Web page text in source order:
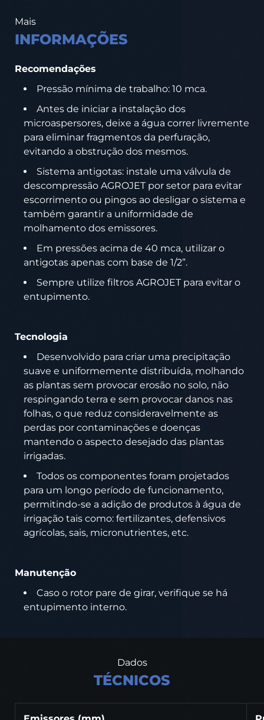
Mais
INFORMAÇÕES
Recomendações
Pressão mínima de trabalho: 10 mca.
Antes de iniciar a instalação dos
microaspersores, deixe a água correr livremente
para eliminar fragmentos da perfuração,
evitando a obstrução dos mesmos.
Sistema antigotas: instale uma válvula de
descompressão AGROJET por setor para evitar
escorrimento ou pingos ao desligar o sistema e
também garantir a uniformidade de
molhamento dos emissores.
Em pressões acima de 40 mca, utilizar o
antigotas apenas com base de 1/2”.
Sempre utilize filtros AGROJET para evitar o
entupimento.
Tecnologia
Desenvolvido para criar uma precipitação
suave e uniformemente distribuída, molhando
as plantas sem provocar erosão no solo, não
respingando terra e sem provocar danos nas
folhas, o que reduz consideravelmente as
perdas por contaminações e doenças
mantendo o aspecto desejado das plantas
irrigadas.
Todos os componentes foram projetados
para um longo período de funcionamento,
permitindo-se a adição de produtos à água de
irrigação tais como: fertilizantes, defensivos
agrícolas, sais, micronutrientes, etc.
Manutenção
Caso o rotor pare de girar, verifique se há
entupimento interno.
Dados
TÉCNICOS